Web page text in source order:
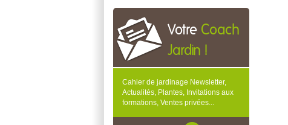
Votre Coach
Jardin !
Cahier de jardinage Newsletter,
Actualités, Plantes, Invitations aux
formations, Ventes privées...